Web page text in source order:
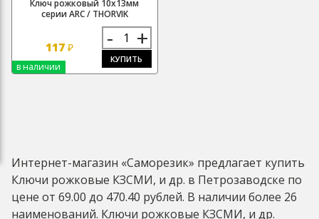
Ключ рожковый 10х13мм
серии ARC / THORVIK
117₽ - +
КУПИТЬ
в наличии
Интернет-магазин «Саморезик» предлагает купить
Ключи рожковые КЗСМИ, и др. в Петрозаводске по
цене от 69.00 до 470.40 рублей. В наличии более 26
наименований. Ключи рожковые КЗСМИ, и др.